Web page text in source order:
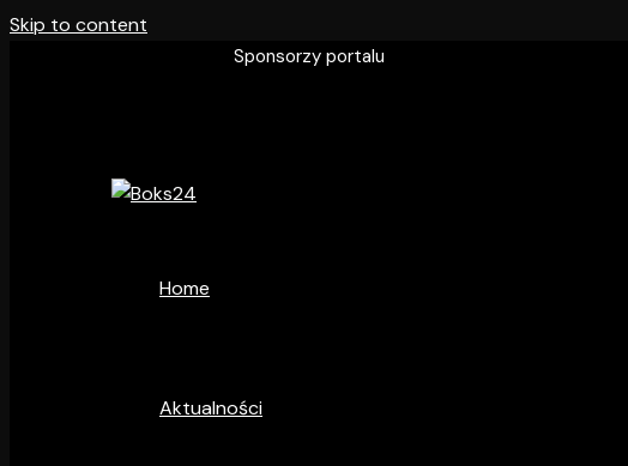
Skip to content
Sponsorzy portalu
Home
Aktualności